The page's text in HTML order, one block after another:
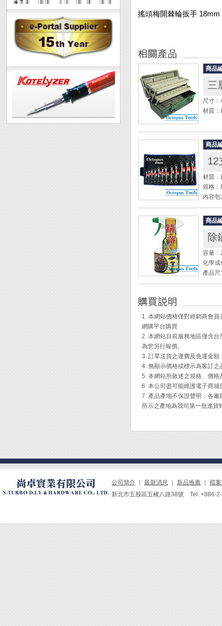
搖頭梅開棘輪扳手 18mm
商品
尺寸
材質
◆ 耐用
◆ 兩層
◆ 塑鋼
◆ 鎖
◆ 顏
商品
12
材質
規格
內容
◆ 鏡
◆ 72
◆ 搖
商品
除
容量
化學
產品
失!
◆ 特別
[使用
1. 噴
2. 除
3. 當
鏽蝕
物質
1. 本網站價格僅對經銷商會
網購平台購買
2. 本網站目前服務地區僅含
為您另行報價。
3. 訂單送貨之運費及免運金
4. 無顯示價格或標示為客訂
5. 本網站所敘述之規格、價
6. 本公司盡可能維護電子商
7. 產品產地不保證聲明：各
所示之產地為我司第一批進
公司簡介 最新消息 新品推薦
檔
新北市五股區五權八路38號 Tel: